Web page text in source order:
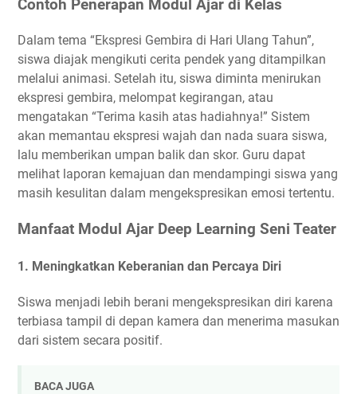
Contoh Penerapan Modul Ajar di Kelas
Dalam tema “Ekspresi Gembira di Hari Ulang Tahun”,
siswa diajak mengikuti cerita pendek yang ditampilkan
melalui animasi. Setelah itu, siswa diminta menirukan
ekspresi gembira, melompat kegirangan, atau
mengatakan “Terima kasih atas hadiahnya!” Sistem
akan memantau ekspresi wajah dan nada suara siswa,
lalu memberikan umpan balik dan skor. Guru dapat
melihat laporan kemajuan dan mendampingi siswa yang
masih kesulitan dalam mengekspresikan emosi tertentu.
Manfaat Modul Ajar Deep Learning Seni Teater
1. Meningkatkan Keberanian dan Percaya Diri
Siswa menjadi lebih berani mengekspresikan diri karena
terbiasa tampil di depan kamera dan menerima masukan
dari sistem secara positif.
BACA JUGA